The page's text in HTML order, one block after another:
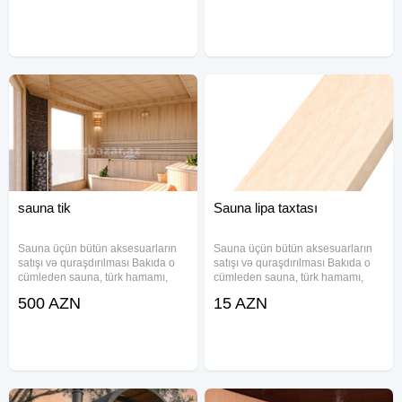
sauna tik
Sauna üçün bütün aksesuarların
satışı və quraşdırılması Bakıda o
cümleden sauna, türk hamamı,
MMC aiddir. Sauna vedrə qaşıq-
500 AZN
Sauna lipa taxtası
Sauna üçün bütün aksesuarların
satışı və quraşdırılması Bakıda o
cümleden sauna, türk hamamı,
MMC aiddir. Sauna vedrə qaşıq-
15 AZN